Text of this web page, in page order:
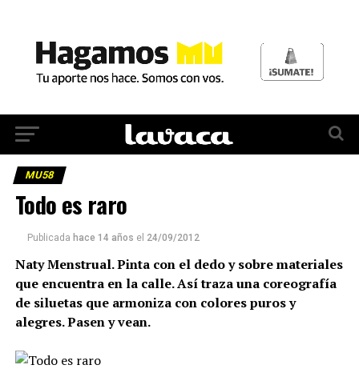
MU58
Todo es raro
Publicada hace 14 años el 24/09/2012
Naty Menstrual. Pinta con el dedo y sobre materiales
que encuentra en la calle. Así traza una coreografía
de siluetas que armoniza con colores puros y
alegres. Pasen y vean.